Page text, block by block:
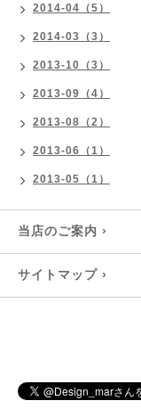
2014-04（5）
2014-03（3）
2013-10（3）
2013-09（4）
2013-08（2）
2013-06（1）
2013-05（1）
当店のご案内 ›
サイトマップ ›